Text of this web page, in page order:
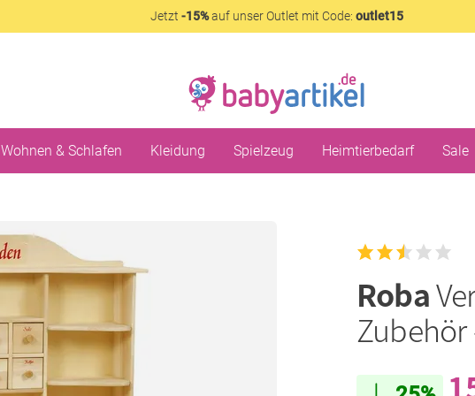
Jetzt -15%auf unser Outlet mit Code: outlet15
Wohnen & Schlafen Kleidung Spielzeug Heimtierbedarf Sale
Roba